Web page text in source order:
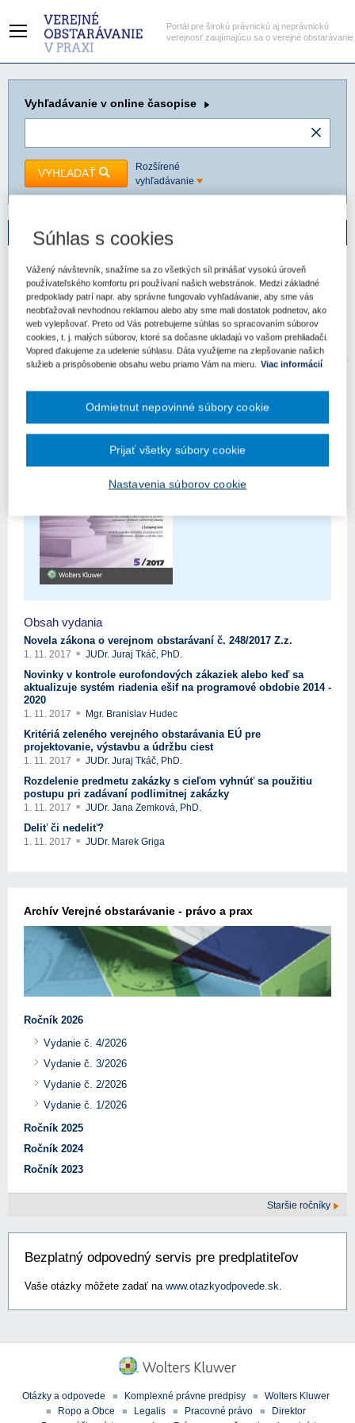
Portál pre širokú právnickú aj neprávnickú
verejnosť zaujímajúcu sa o verejné obstarávanie
Vyhľadávanie v online časopise
VYHĽADAŤ
Rozšírené
vyhľadávanie
Online časopis
Ročník 2017
Verejné obstarávanie - právo a prax
5/2017
ISSN 2453-6512 (online)
ISSN
1339-5963 (tlačené vydanie)
Obsah vydania
Novela zákona o verejnom obstarávaní č. 248/2017 Z.z.
1. 11. 2017 JUDr. Juraj Tkáč, PhD.
Novinky v kontrole eurofondových zákaziek alebo keď sa
aktualizuje systém riadenia ešif na programové obdobie 2014 -
2020
1. 11. 2017 Mgr. Branislav Hudec
Kritériá zeleného verejného obstarávania EÚ pre
projektovanie, výstavbu a údržbu ciest
1. 11. 2017 JUDr. Juraj Tkáč, PhD.
Rozdelenie predmetu zakázky s cieľom vyhnúť sa použitiu
postupu pri zadávaní podlimitnej zakázky
1. 11. 2017 JUDr. Jana Zemková, PhD.
Deliť či nedeliť?
1. 11. 2017 JUDr. Marek Griga
Archív Verejné obstarávanie - právo a prax
Ročník 2026
Vydanie č. 4/2026
Vydanie č. 3/2026
Vydanie č. 2/2026
Vydanie č. 1/2026
Ročník 2025
Ročník 2024
Ročník 2023
Staršie ročníky
Bezplatný odpovedný servis pre predplatiteľov
Vaše otázky môžete zadať na www.otazkyodpovede.sk
Otázky a odpovede Komplexné právne predpisy
Wolters Kluwer
Ropo a Obce
Legalis Pracovné právo
Direktor
Súhlas s cookies
Vážený návštevník, snažíme sa zo všetkých síl prinášať vysokú úroveň
používateľského komfortu pri používaní našich webstránok. Medzi základné
predpoklady patrí napr. aby správne fungovalo vyhľadávanie, aby sme vás
neobťažovali nevhodnou reklamou alebo aby sme mali dostatok podnetov, ako
web vylepšovať. Preto od Vás potrebujeme súhlas so spracovaním súborov
cookies, t. j. malých súborov, ktoré sa dočasne ukladajú vo vašom prehliadači.
Vopred ďakujeme za udelenie súhlasu. Dáta využijeme na zlepšovanie našich
služieb a prispôsobenie obsahu webu priamo Vám na mieru.
Viac informácií
Nastavenia súborov cookie
Odmietnut nepovinné súbory cookie
Prijať všetky súbory cookie